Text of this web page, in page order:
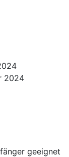
2024
geeignet